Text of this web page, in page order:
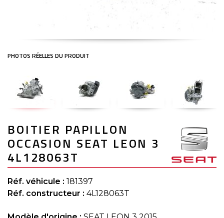
to
the
beginning
of
the
images
gallery
BOITIER PAPILLON
OCCASION SEAT LEON 3
4L128063T
Réf. véhicule : 181397
Réf. constructeur : 4L128063T